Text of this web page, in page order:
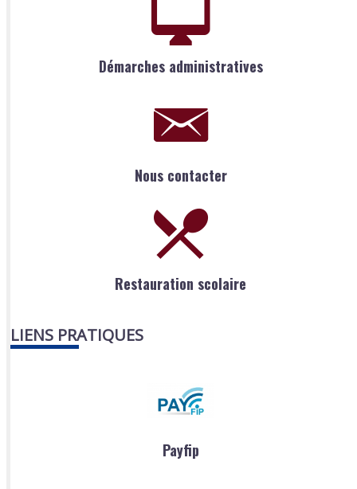
Démarches administratives
Nous contacter
Restauration scolaire
LIENS PRATIQUES
Payfip